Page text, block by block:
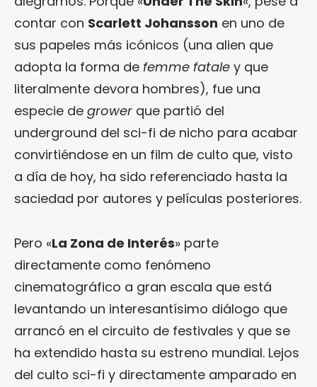
contar con Scarlett Johansson en uno de
sus papeles más icónicos (una alien que
adopta la forma de femme fatale y que
literalmente devora hombres), fue una
especie de grower que partió del
underground del sci-fi de nicho para acabar
convirtiéndose en un film de culto que, visto
a día de hoy, ha sido referenciado hasta la
saciedad por autores y películas posteriores.
Pero «La Zona de Interés» parte
directamente como fenómeno
cinematográfico a gran escala que está
levantando un interesantísimo diálogo que
arrancó en el circuito de festivales y que se
ha extendido hasta su estreno mundial. Lejos
del culto sci-fi y directamente amparado en